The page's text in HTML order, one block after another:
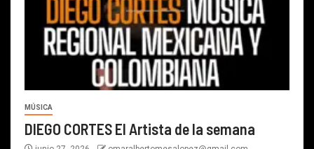
MÚSICA
DIEGO CORTES El Artista de la semana